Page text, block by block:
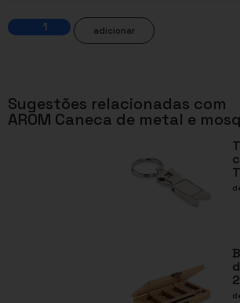
adicionar
Sugestões relacionadas com
AROM Caneca de metal e